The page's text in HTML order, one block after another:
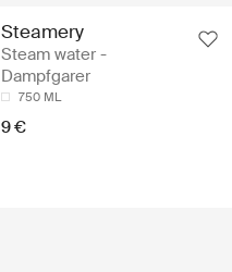
Steamery
Steam water -
Dampfgarer
750 ML
9 €